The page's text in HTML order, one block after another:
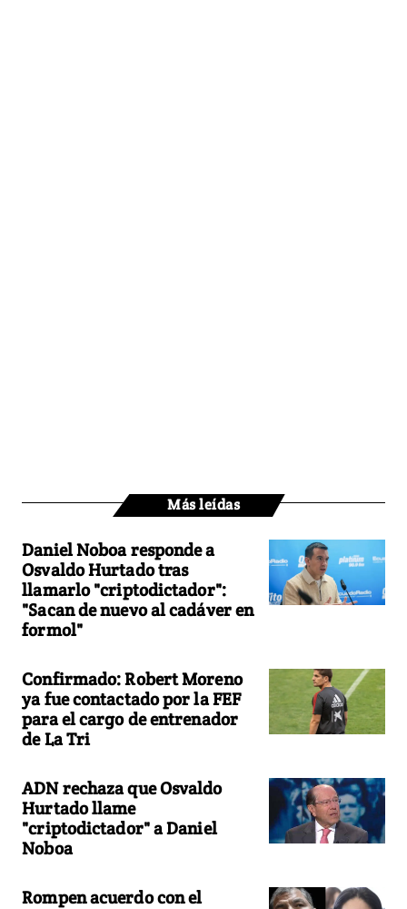
Más leídas
Daniel Noboa responde a
Osvaldo Hurtado tras
llamarlo "criptodictador":
"Sacan de nuevo al cadáver en
formol"
Confirmado: Robert Moreno
ya fue contactado por la FEF
para el cargo de entrenador
de La Tri
ADN rechaza que Osvaldo
Hurtado llame
"criptodictador" a Daniel
Noboa
Rompen acuerdo con el